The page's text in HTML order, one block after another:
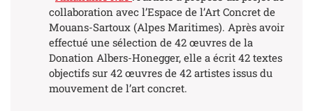
collaboration avec l’Espace de l’Art Concret de
Mouans-Sartoux (Alpes Maritimes). Après avoir
effectué une sélection de 42 œuvres de la
Donation Albers-Honegger, elle a écrit 42 textes
objectifs sur 42 œuvres de 42 artistes issus du
mouvement de l’art concret.